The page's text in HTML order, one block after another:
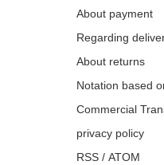
About payment
Regarding
About returns
Notation based
Commercial
privacy policy
RSS / ATOM